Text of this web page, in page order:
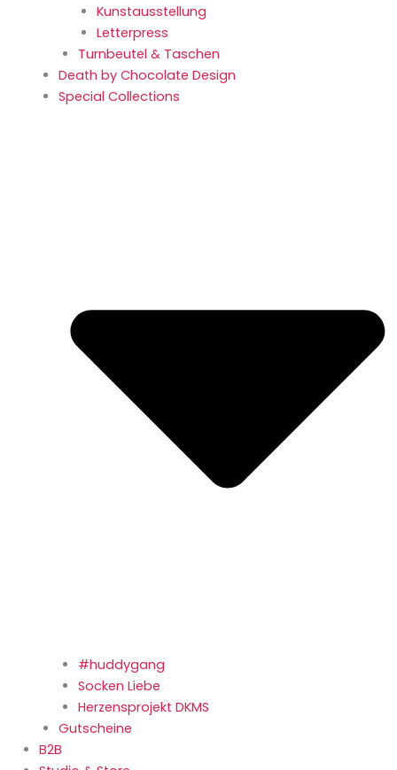
Kunstaus­stellung
Letterpress
Turnbeutel & Taschen
Death by Chocolate Design
Special Collections
#huddygang
Socken Liebe
Herzensprojekt DKMS
Gutscheine
B2B